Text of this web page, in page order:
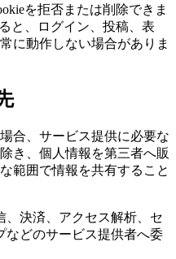
を拒否または削除できま
と、ログイン、投稿、表
に動作しない場合がありま
合、サービス提供に必要な
き、個人情報を第三者へ販
範囲で情報を共有すること
、決済、アクセス解析、セ
などのサービス提供者へ委